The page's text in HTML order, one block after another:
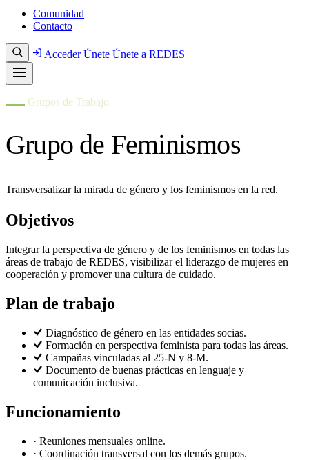
Comunidad
Contacto
AccederÚnete Únete a REDES
Grupos de Trabajo
Grupo de Feminismos
Transversalizar la mirada de género y los feminismos en la red.
Objetivos
Integrar la perspectiva de género y de los feminismos en todas las
áreas de trabajo de REDES, visibilizar el liderazgo de mujeres en
cooperación y promover una cultura de cuidado.
Plan de trabajo
Diagnóstico de género en las entidades socias.
Formación en perspectiva feminista para todas las áreas.
Campañas vinculadas al 25-N y 8-M.
Documento de buenas prácticas en lenguaje y
comunicación inclusiva.
Funcionamiento
· Reuniones mensuales online.
· Coordinación transversal con los demás grupos.